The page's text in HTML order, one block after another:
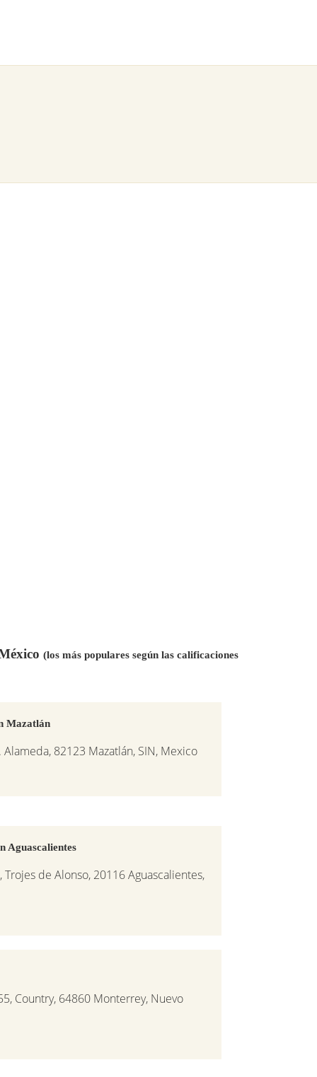
(los más populares según las calificaciones
Mazatlán
82123 Mazatlán, SIN, Mexico
Aguascalientes
de Alonso, 20116 Aguascalientes,
Country, 64860 Monterrey, Nuevo